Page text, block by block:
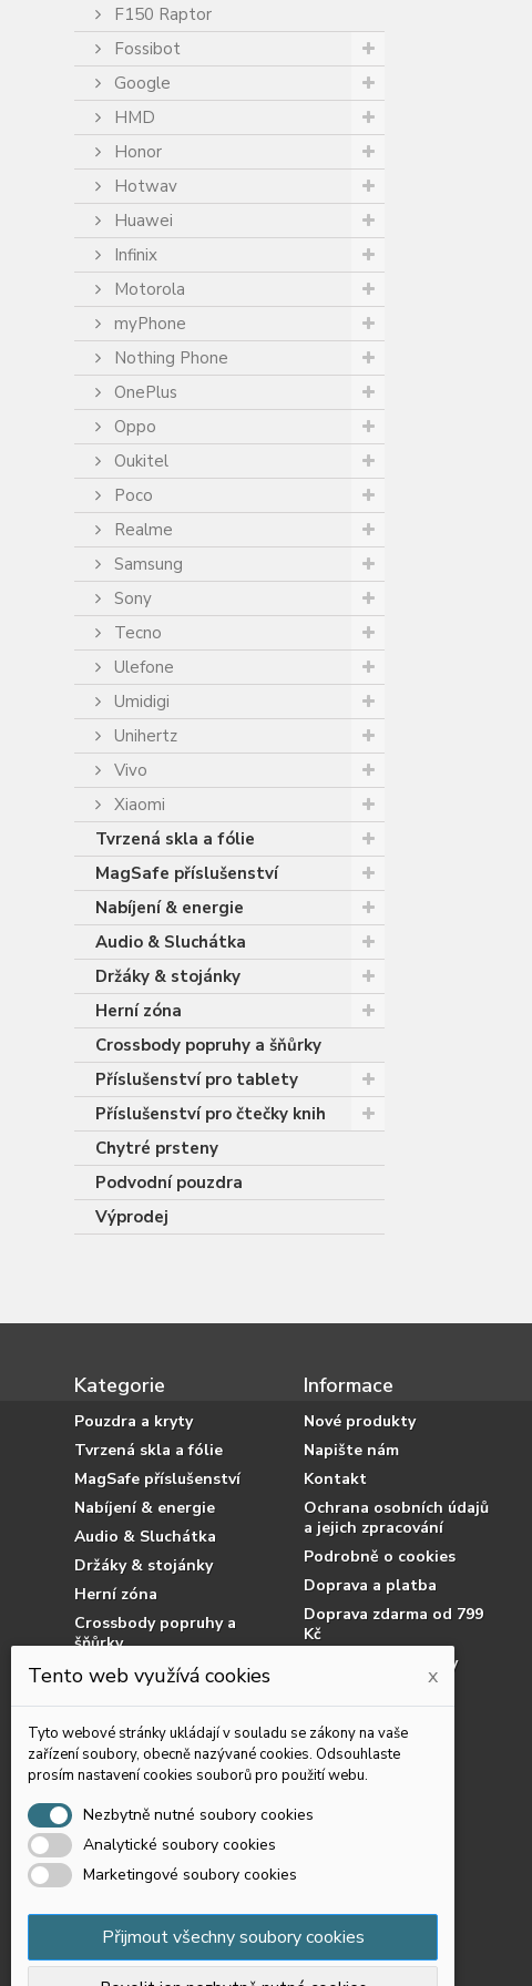
F150 Raptor
Fossibot
Google
HMD
Honor
Hotwav
Huawei
Infinix
Motorola
myPhone
Nothing Phone
OnePlus
Oppo
Oukitel
Poco
Realme
Samsung
Sony
Tecno
Ulefone
Umidigi
Unihertz
Vivo
Xiaomi
Tvrzená skla a fólie
MagSafe příslušenství
Nabíjení & energie
Audio & Sluchátka
Držáky & stojánky
Herní zóna
Crossbody popruhy a šňůrky
Příslušenství pro tablety
Příslušenství pro čtečky knih
Chytré prsteny
Podvodní pouzdra
Výprodej
Kategorie
Pouzdra a kryty
Tvrzená skla a fólie
MagSafe příslušenství
Nabíjení & energie
Audio & Sluchátka
Držáky & stojánky
Herní zóna
Crossbody popruhy a
šňůrky
Příslušenství pro tablety
Chytré prsteny
Podvodní pouzdra
Výprodej
Informace
Nové produkty
Napište nám
Kontakt
Ochrana osobních údajů
a jejich zpracování
Podrobně o cookies
Doprava a platba
Doprava zdarma od 799
Kč
Obchodní podmínky
Dostupnost zboží
Tento web využívá cookies x
Tyto webové stránky ukládají v souladu se zákony na vaše
zařízení soubory, obecně nazývané cookies. Odsouhlaste
prosím nastavení cookies souborů pro použití webu.
Nezbytně nutné soubory cookies
Analytické soubory cookies
Marketingové soubory cookies
Přijmout všechny soubory cookies